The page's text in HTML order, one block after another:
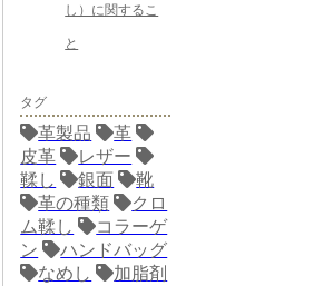
し）に関するこ
と
タグ
革製品
革
皮革
レザー
鞣し
銀面
靴
革の種類
クロ
ム鞣し
コラーゲ
ン
ハンドバッグ
なめし
加脂剤